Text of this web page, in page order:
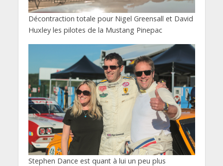
Décontraction totale pour Nigel Greensall et David
Huxley les pilotes de la Mustang Pinepac
Stephen Dance est quant à lui un peu plus